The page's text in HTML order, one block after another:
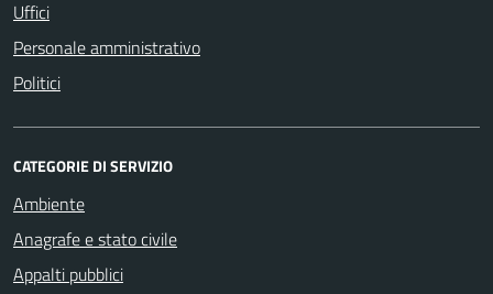
Uffici
Personale amministrativo
Politici
CATEGORIE DI SERVIZIO
Ambiente
Anagrafe e stato civile
Appalti pubblici